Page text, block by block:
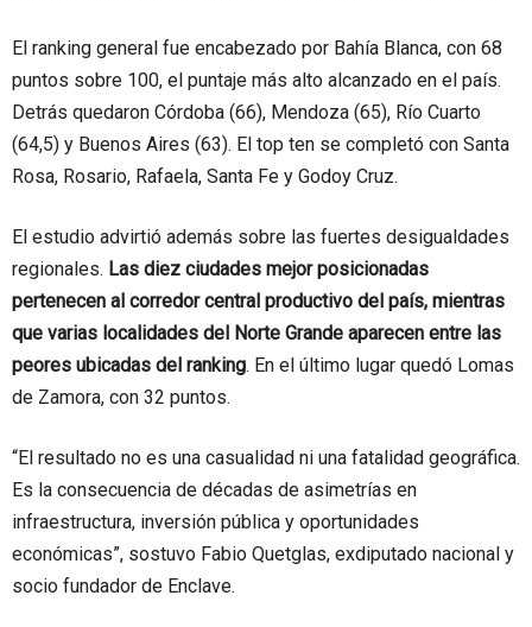
El ranking general fue encabezado por Bahía Blanca, con 68
puntos sobre 100, el puntaje más alto alcanzado en el país.
Detrás quedaron Córdoba (66), Mendoza (65), Río Cuarto
(64,5) y Buenos Aires (63). El top ten se completó con Santa
Rosa, Rosario, Rafaela, Santa Fe y Godoy Cruz.
El estudio advirtió además sobre las fuertes desigualdades
regionales. Las diez ciudades mejor posicionadas
pertenecen al corredor central productivo del país, mientras
que varias localidades del Norte Grande aparecen entre las
peores ubicadas del ranking. En el último lugar quedó Lomas
de Zamora, con 32 puntos.
“El resultado no es una casualidad ni una fatalidad geográfica.
Es la consecuencia de décadas de asimetrías en
infraestructura, inversión pública y oportunidades
económicas”, sostuvo Fabio Quetglas, exdiputado nacional y
socio fundador de Enclave.